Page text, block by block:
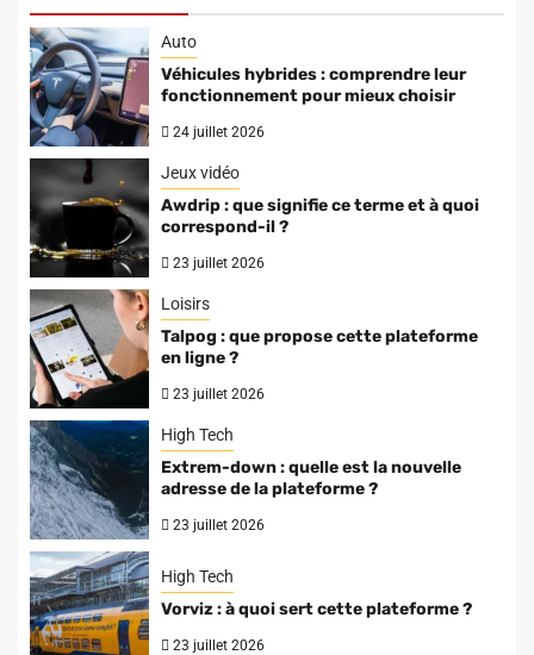
Auto
Véhicules hybrides : comprendre leur
fonctionnement pour mieux choisir
24 juillet 2026
Jeux vidéo
Awdrip : que signifie ce terme et à quoi
correspond-il ?
23 juillet 2026
Loisirs
Talpog : que propose cette plateforme
en ligne ?
23 juillet 2026
High Tech
Extrem-down : quelle est la nouvelle
adresse de la plateforme ?
23 juillet 2026
High Tech
Vorviz : à quoi sert cette plateforme ?
23 juillet 2026